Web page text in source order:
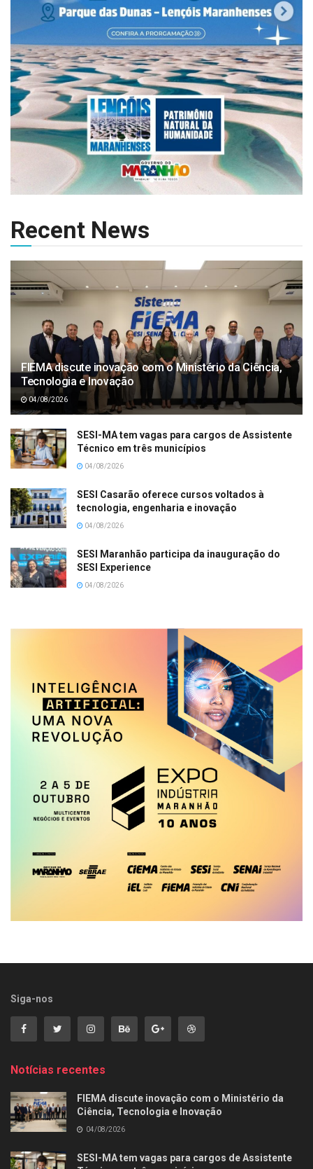
Recent News
FIEMA discute inovação com o Ministério da Ciência,
Tecnologia e Inovação
04/08/2026
SESI-MA tem vagas para cargos de Assistente
Técnico em três municípios
04/08/2026
SESI Casarão oferece cursos voltados à
tecnologia, engenharia e inovação
04/08/2026
SESI Maranhão participa da inauguração do
SESI Experience
04/08/2026
Siga-nos
Notícias recentes
FIEMA discute inovação com o Ministério da
Ciência, Tecnologia e Inovação
04/08/2026
SESI-MA tem vagas para cargos de Assistente